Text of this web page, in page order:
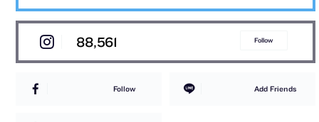
88,561 Follow
Follow Add Friends